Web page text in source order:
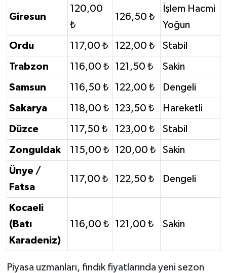
Giresun
120,00
₺
126,50 ₺
İşlem Hacmi
Yoğun
Ordu 117,00 ₺ 122,00 ₺ Stabil
Trabzon 116,00 ₺ 121,50 ₺ Sakin
Samsun 116,50 ₺ 122,00 ₺ Dengeli
Sakarya 118,00 ₺ 123,50 ₺ Hareketli
Düzce 117,50 ₺ 123,00 ₺ Stabil
Zonguldak 115,00 ₺ 120,00 ₺ Sakin
Ünye /
Fatsa
117,00 ₺ 122,50 ₺ Dengeli
Kocaeli
(Batı
Karadeniz)
116,00 ₺ 121,00 ₺ Sakin
Piyasa uzmanları, fındık fiyatlarında yeni sezon